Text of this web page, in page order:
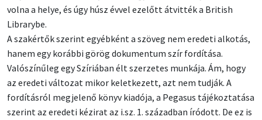
volna a helye, és úgy húsz évvel ezelőtt átvitték a British
Librarybe.
A szakértők szerint egyébként a szöveg nem eredeti alkotás,
hanem egy korábbi görög dokumentum szír fordítása.
Valószínűleg egy Szíriában élt szerzetes munkája. Ám, hogy
az eredeti változat mikor keletkezett, azt nem tudják. A
fordításról megjelenő könyv kiadója, a Pegasus tájékoztatása
szerint az eredeti kézirat az i.sz. 1. században íródott. De ez is